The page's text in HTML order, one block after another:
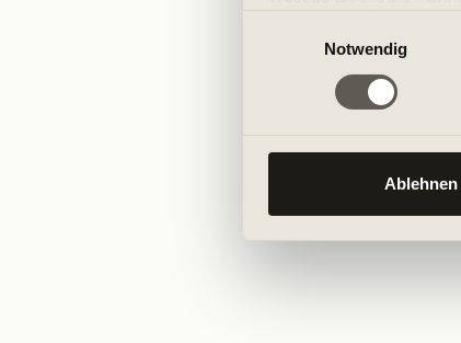
der Dienste gesammelt
Notwendig
Ablehnen